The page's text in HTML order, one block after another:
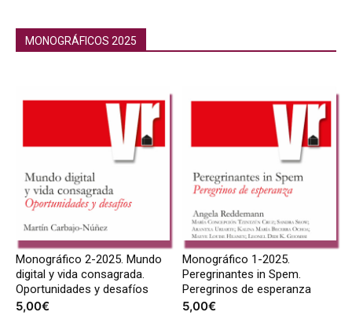
MONOGRÁFICOS 2025
Monográfico 2-2025. Mundo
digital y vida consagrada.
Oportunidades y desafíos
5,00€
Monográfico 1-2025.
Peregrinantes in Spem.
Peregrinos de esperanza
5,00€